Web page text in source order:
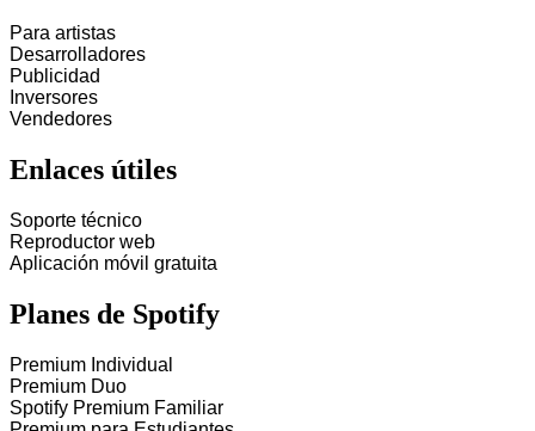
Para artistas
Desarrolladores
Publicidad
Inversores
Vendedores
Enlaces útiles
Soporte técnico
Reproductor web
Aplicación móvil gratuita
Planes de Spotify
Premium Individual
Premium Duo
Spotify Premium Familiar